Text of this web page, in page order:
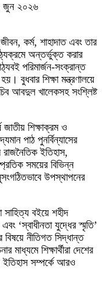
জুন ২০২৬
কর্ম, শাহাদাত এবং তার
অন্তর্ভুক্ত করার
পরিমার্জন-সংক্রান্ত
বুধবার শিক্ষা মন্ত্রণালয়ে
আবদুল খালেকসহ সংশ্লিষ্ট
জাতীয় শিক্ষাক্রম ও
পাঠ পুনর্বিন্যাসের
ইতিহাস,
সময়ের বিভিন্ন
উপস্থাপনের
বইয়ে শহীদ
‘স্বাধীনতা যুদ্ধের স্মৃতি’
নীতিগত সিদ্ধান্ত
মাধ্যমে শিক্ষার্থীরা দেশের
ইতিহাস সম্পর্কে আরও